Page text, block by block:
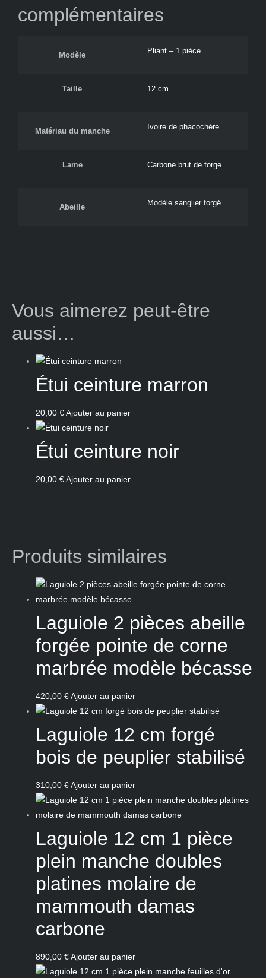
complémentaires
Modèle Pliant – 1 pièce
Taille 12 cm
Matériau du manche Ivoire de phacochère
Lame Carbone brut de forge
Abeille Modèle sanglier forgé
Vous aimerez peut-être
aussi…
Étui ceinture marron
20,00 €Ajouter au panier
Étui ceinture noir
20,00 €Ajouter au panier
Produits similaires
Laguiole 2 pièces abeille
forgée pointe de corne
marbrée modèle bécasse
420,00 €Ajouter au panier
Laguiole 12 cm forgé
bois de peuplier stabilisé
310,00 €Ajouter au panier
Laguiole 12 cm 1 pièce
plein manche doubles
platines molaire de
mammouth damas
carbone
890,00 €Ajouter au panier